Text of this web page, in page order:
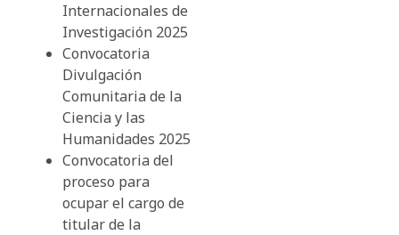
Internacionales de
Investigación 2025
Convocatoria
Divulgación
Comunitaria de la
Ciencia y las
Humanidades 2025
Convocatoria del
proceso para
ocupar el cargo de
titular de la